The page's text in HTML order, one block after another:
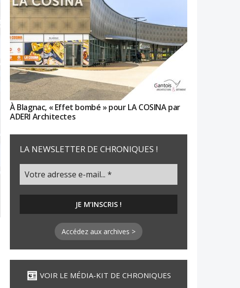
À Blagnac, « Effet bombé » pour LA COSINA par
ADERI Architectes
LA NEWSLETTER DE CHRONIQUES !
Accédez aux archives >
VOIR LE MÉDIA-KIT DE CHRONIQUES